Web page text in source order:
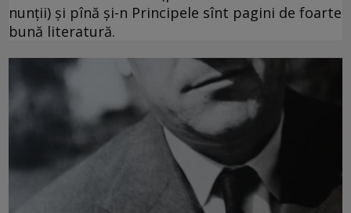
nunții) și pînă și-n Principele sînt pagini de foarte
bună literatură.